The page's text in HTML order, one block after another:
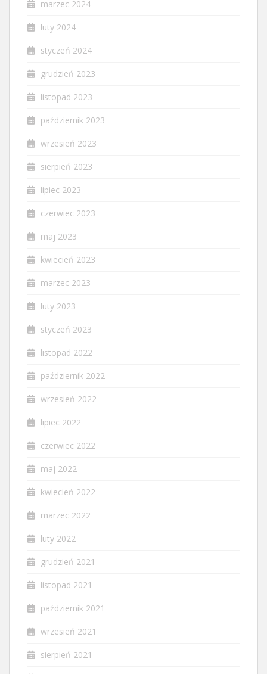
marzec 2024
luty 2024
styczeń 2024
grudzień 2023
listopad 2023
październik 2023
wrzesień 2023
sierpień 2023
lipiec 2023
czerwiec 2023
maj 2023
kwiecień 2023
marzec 2023
luty 2023
styczeń 2023
listopad 2022
październik 2022
wrzesień 2022
lipiec 2022
czerwiec 2022
maj 2022
kwiecień 2022
marzec 2022
luty 2022
grudzień 2021
listopad 2021
październik 2021
wrzesień 2021
sierpień 2021